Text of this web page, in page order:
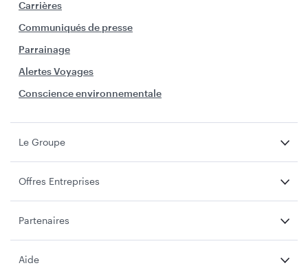
Carrières
Communiqués de presse
Parrainage
Alertes Voyages
Conscience environnementale
Le Groupe
Offres Entreprises
Partenaires
Aide